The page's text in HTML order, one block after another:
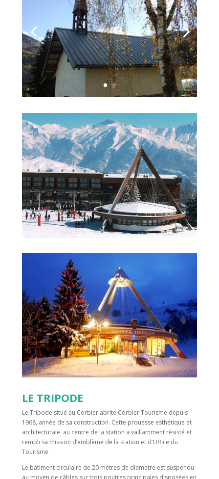
LE TRIPODE
Le Tripode situé au Corbier abrite Corbier Tourisme depuis
1968, année de sa construction. Cette prouesse esthétique et
architecturale au centre de la station a vaillamment résisté et
rempli sa mission d’emblème de la station et d’Office du
Tourisme.
Le bâtiment circulaire de 20 mètres de diamètre est suspendu
au moyen de câbles sur trois poutres principales disposées en